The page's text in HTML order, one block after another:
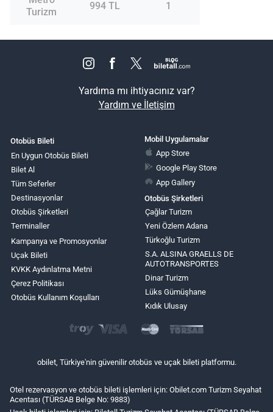
Turizm
994 TL 1
Yardıma mı ihtiyacınız var?
Yardım ve İletişim
Otobüs Bileti
En Uygun Otobüs Bileti
Bilet Al
Tüm Seferler
Destinasyonlar
Otobüs Şirketleri
Terminaller
Kampanya ve Promosyonlar
Uçak Bileti
KVKK Aydınlatma Metni
Çerez Politikası
Otobüs Kullanım Koşulları
Mobil Uygulamalar
App Store
Google Play Store
App Gallery
Otobüs Şirketleri
Çağlar Turizm
Yeni Özlem Adana
Türkoğlu Turizm
S.A. ALSINA GRAELLS DE
AUTOTRANSPORTES
Dinar Turizm
Lüks Gümüşhane
Kıdık Ulusay
obilet, Türkiye'nin güvenilir otobüs ve uçak bileti platformu.
Otel rezervasyon ve otobüs bileti işlemleri için: Obilet.com Turizm Seyahat
Acentası (TÜRSAB Belge No: 9883)